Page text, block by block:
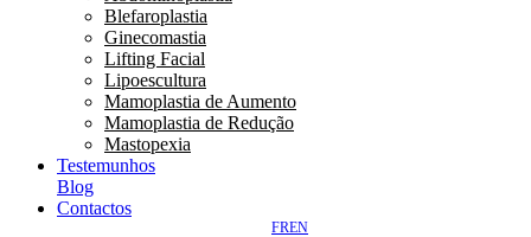
Blefaroplastia
Ginecomastia
Lifting Facial
Lipoescultura
Mamoplastia de Aumento
Mamoplastia de Redução
Mastopexia
Testemunhos
Blog
Contactos
EN
FR